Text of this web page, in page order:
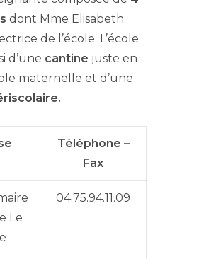
dont Mme Elisabeth
de l’école. L’école
d’une cantine juste en
maternelle et d’une
Téléphone –
Fax
Le
04.75.94.11.09